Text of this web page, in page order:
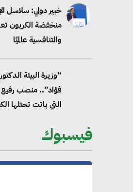
خبير دولي: سلاسل
منخفضة الكربون
والتنافسية عالميًا
“وزيرة البيئة
فؤاد”.. منصب رفيع
التي باتت تحتلها
محلب : المباني
فيسبوك